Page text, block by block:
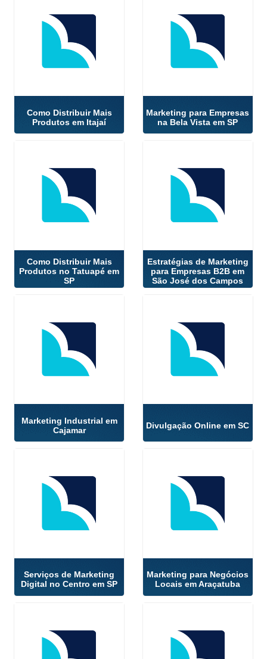
Como Distribuir Mais
Produtos em Itajaí
Marketing para Empresas
na Bela Vista em SP
Como Distribuir Mais
Produtos no Tatuapé em
SP
Estratégias de Marketing
para Empresas B2B em
São José dos Campos
Marketing Industrial em
Cajamar
Divulgação Online em SC
Serviços de Marketing
Digital no Centro em SP
Marketing para Negócios
Locais em Araçatuba